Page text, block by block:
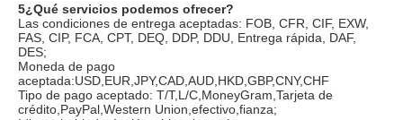
5¿Qué servicios podemos ofrecer?
Las condiciones de entrega aceptadas: FOB, CFR, CIF, EXW,
FAS, CIP, FCA, CPT, DEQ, DDP, DDU, Entrega rápida, DAF,
DES;
Moneda de pago
aceptada:USD,EUR,JPY,CAD,AUD,HKD,GBP,CNY,CHF
Tipo de pago aceptado: T/T,L/C,MoneyGram,Tarjeta de
crédito,PayPal,Western Union,efectivo,fianza;